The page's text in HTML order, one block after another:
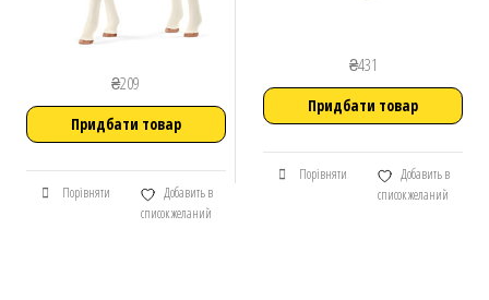
₴209
Придбати товар
Порівняти
Добавить в
список желаний
₴431
Придбати товар
Порівняти
Добавить в
список желаний